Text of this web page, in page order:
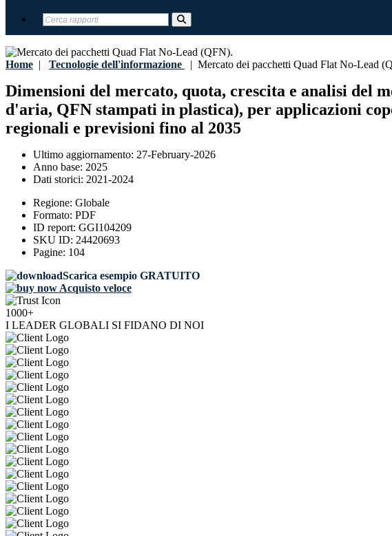
Home | Tecnologie dell'informazione | Mercato dei pacchetti Quad Flat No-Lead
Dimensioni del mercato, quota, crescita e analisi del
d'aria, QFN stampati in plastica), per applicazioni
regionali e previsioni fino al 2035
Ultimo aggiornamento: 27-February-2026
Anno base: 2025
Dati storici: 2021-2024
Regione: Globale
Formato: PDF
ID report: GGI104209
SKU ID: 24420693
Pagine: 104
Scarica esempio GRATUITO
Acquisto veloce
1000+
I LEADER GLOBALI SI FIDANO DI NOI